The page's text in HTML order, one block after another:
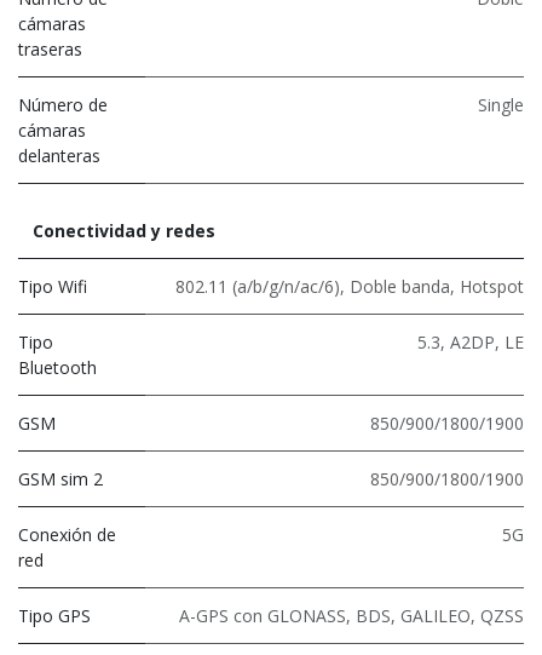
cámaras
traseras
Número de
cámaras
delanteras
Single
Conectividad y redes
Tipo Wifi 802.11 (a/b/g/n/ac/6), Doble banda, Hotspot
Tipo
Bluetooth
5.3, A2DP, LE
GSM 850/900/1800/1900
GSM sim 2 850/900/1800/1900
Conexión de
red
5G
Tipo GPS A-GPS con GLONASS, BDS, GALILEO, QZSS